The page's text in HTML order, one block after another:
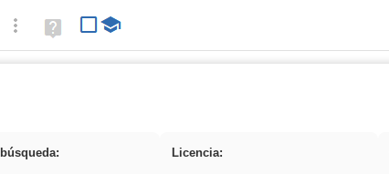
Búsqueda avanzada
Ayuda
(en
Licencia: